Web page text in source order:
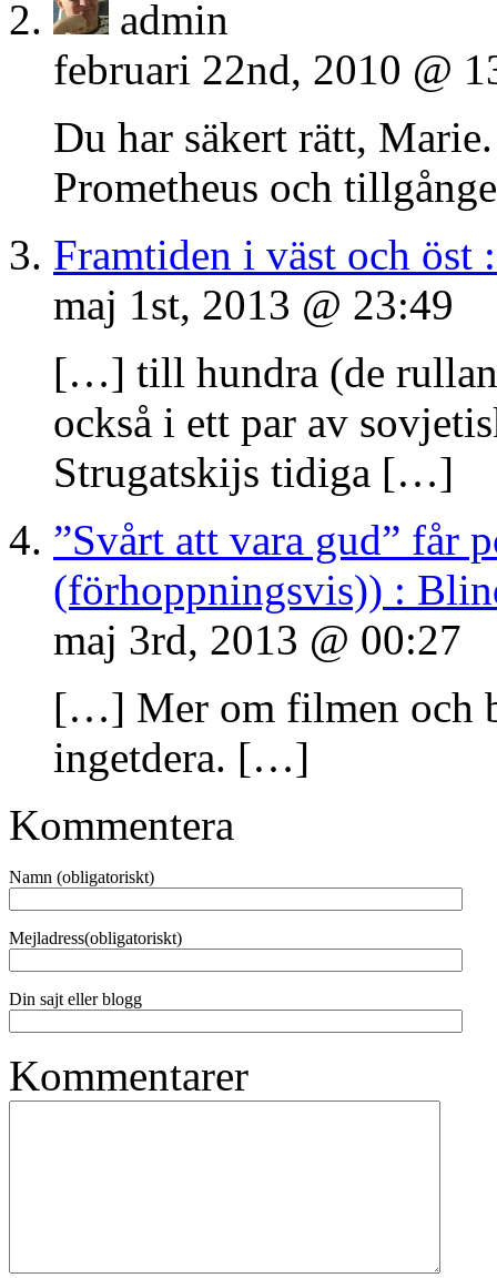
admin
februari 22nd, 2010 @
Du har säkert rätt,
Prometheus och
Framtiden i väst och öst
maj 1st, 2013 @ 23:49
[…] till hundra (de
också i ett par av
Strugatskijs tidiga […]
”Svårt att vara gud” får
(förhoppningsvis)) :
maj 3rd, 2013 @ 00:27
[…] Mer om filmen och
ingetdera. […]
Kommentera
Namn (obligatoriskt)
Mejladress(obligatoriskt)
Din sajt eller blogg
Kommentarer